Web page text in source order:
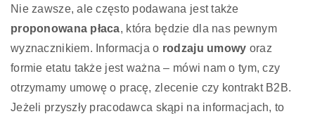
Nie zawsze, ale często podawana jest także
proponowana płaca, która będzie dla nas pewnym
wyznacznikiem. Informacja o rodzaju umowy oraz
formie etatu także jest ważna – mówi nam o tym, czy
otrzymamy umowę o pracę, zlecenie czy kontrakt B2B.
Jeżeli przyszły pracodawca skąpi na informacjach, to